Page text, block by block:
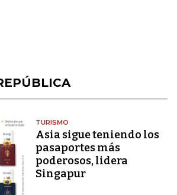
TURISMO
Asia sigue teniendo los
pasaportes más
poderosos, lidera
Singapur